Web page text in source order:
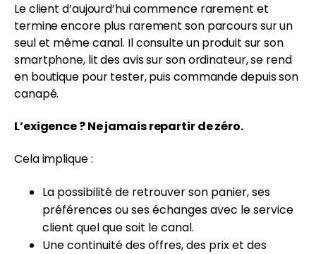
Le client d’aujourd’hui commence rarement et
termine encore plus rarement son parcours sur un
seul et même canal. Il consulte un produit sur son
smartphone, lit des avis sur son ordinateur, se rend
en boutique pour tester, puis commande depuis son
canapé.
L’exigence ? Ne jamais repartir de zéro.
Cela implique :
La possibilité de retrouver son panier, ses
préférences ou ses échanges avec le service
client quel que soit le canal.
Une continuité des offres, des prix et des